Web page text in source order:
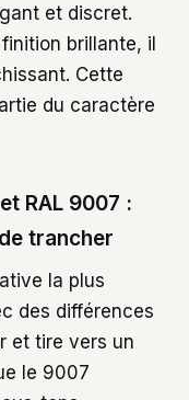
et discret.
brillante, il
Cette
du caractère
RAL 9007 :
trancher
la plus
des différences
et tire vers un
le 9007